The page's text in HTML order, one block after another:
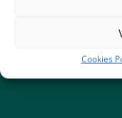
Cookies
For